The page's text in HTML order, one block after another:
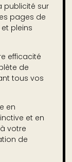
publicité sur
pages de
pleins
efficacité
de
tous vos
en
et en
votre
de